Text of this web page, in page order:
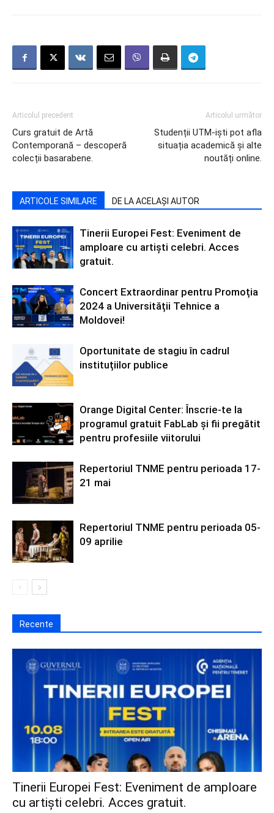
Articolul precedent
Curs gratuit de Artă
Contemporană – descoperă
colecții basarabene.
Articolul următor
Studenții UTM-iști pot afla
situația academică și alte
noutăți online.
ARTICOLE SIMILARE DE LA ACELAȘI AUTOR
Tinerii Europei Fest: Eveniment de
amploare cu artiști celebri. Acces
gratuit.
Concert Extraordinar pentru Promoția
2024 a Universității Tehnice a
Moldovei!
Oportunitate de stagiu în cadrul
instituțiilor publice
Orange Digital Center: Înscrie-te la
programul gratuit FabLab și fii pregătit
pentru profesiile viitorului
Repertoriul TNME pentru perioada 17-
21 mai
Repertoriul TNME pentru perioada 05-
09 aprilie
Recente
Tinerii Europei Fest: Eveniment de amploare
cu artiști celebri. Acces gratuit.